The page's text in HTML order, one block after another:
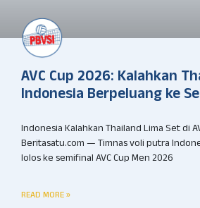
AVC Cup 2026: Kalahkan
Indonesia Berpeluang ke
Indonesia Kalahkan Thailand Lima Set di
Beritasatu.com — Timnas voli putra
lolos ke semifinal AVC Cup Men 2026
READ MORE »